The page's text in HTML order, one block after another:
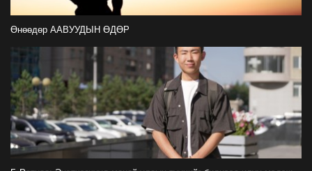
2026-07-21
Тажикистан Улсын Ерөнхийлөгч Эмомали
Рахмоныг угтан авлаа
2026-07-21
Н.Учрал: Аль замуудыг хэзээнээс хаахаа
08.01 гэхэд нийслэлчүүдэд мэдээлээрэй
2026-07-20
Өнөөдөр ААВУУДЫН ӨДӨР